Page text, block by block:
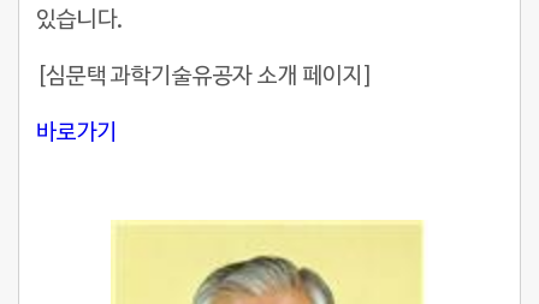
있습니다.
[심문택 과학기술유공자 소개 페이지]
바로가기